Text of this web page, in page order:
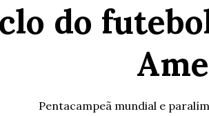
do
Pentacampeã mundial e